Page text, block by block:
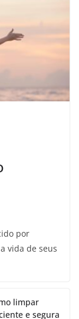
por
vida de seus
limpar
e segura